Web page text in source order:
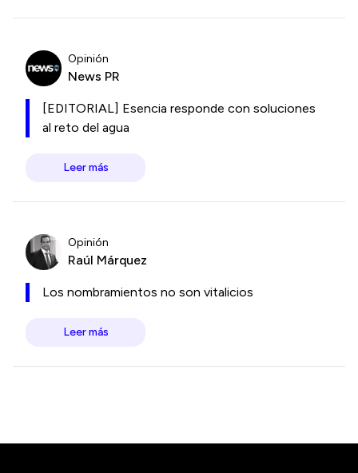
Opinión
News PR
[EDITORIAL] Esencia responde con soluciones
al reto del agua
Leer más
Opinión
Raúl Márquez
Los nombramientos no son vitalicios
Leer más